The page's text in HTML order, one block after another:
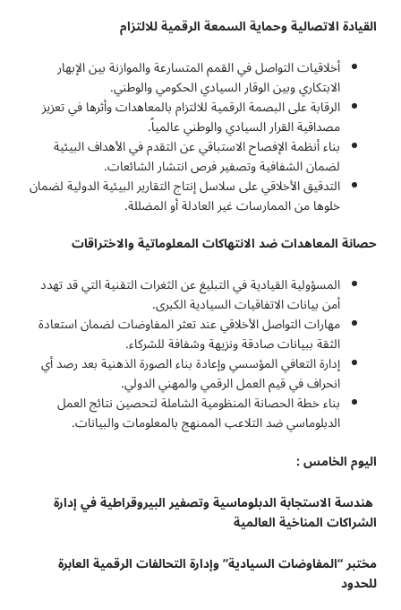
القيادة الاتصالية وحماية السمعة الرقمية للالتزام
أخلاقيات التواصل في القمم المتسارعة والموازنة بين الإبهار
الابتكاري وبين الوقار السيادي الحكومي والوطني.
الرقابة على البصمة الرقمية للالتزام بالمعاهدات وأثرها في تعزيز
مصداقية القرار السيادي والوطني عالمياً.
بناء أنظمة الإفصاح الاستباقي عن التقدم في الأهداف البيئية
لضمان الشفافية وتصفير فرص انتشار الشائعات.
التدقيق الأخلاقي على سلاسل إنتاج التقارير البيئية الدولية لضمان
خلوها من الممارسات غير العادلة أو المضللة.
حصانة المعاهدات ضد الانتهاكات المعلوماتية والاختراقات
المسؤولية القيادية في التبليغ عن الثغرات التقنية التي قد تهدد
أمن بيانات الاتفاقيات السيادية الكبرى.
مهارات التواصل الأخلاقي عند تعثر المفاوضات لضمان استعادة
الثقة ببيانات صادقة ونزيهة وشفافة للشركاء.
إدارة التعافي المؤسسي وإعادة بناء الصورة الذهنية بعد رصد أي
انحراف في قيم العمل الرقمي والمهني الدولي.
بناء خطة الحصانة المنظومية الشاملة لتحصين نتائج العمل
الدبلوماسي ضد التلاعب الممنهج بالمعلومات والبيانات.
اليوم الخامس :
هندسة الاستجابة الدبلوماسية وتصفير البيروقراطية في إدارة
الشراكات المناخية العالمية
مختبر “المفاوضات السيادية” وإدارة التحالفات الرقمية العابرة
للحدود